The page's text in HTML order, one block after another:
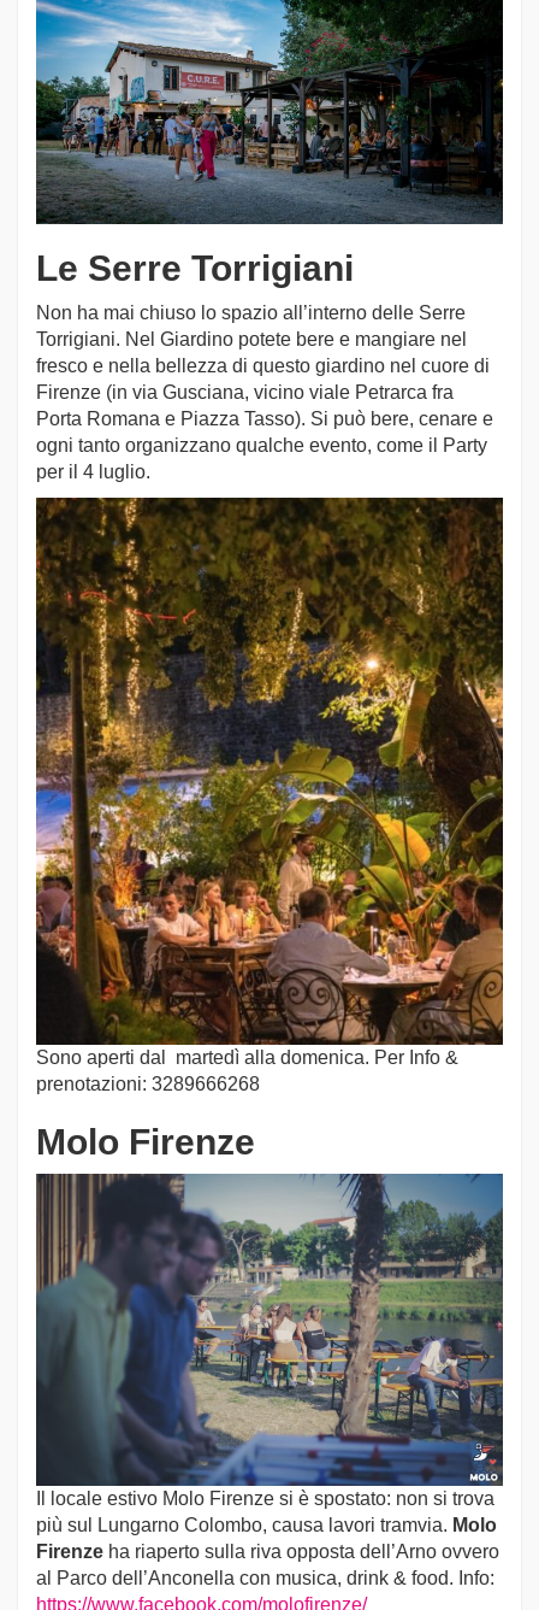
Le Serre Torrigiani
Non ha mai chiuso lo spazio all’interno delle Serre
Torrigiani. Nel Giardino potete bere e mangiare nel
fresco e nella bellezza di questo giardino nel cuore di
Firenze (in via Gusciana, vicino viale Petrarca fra
Porta Romana e Piazza Tasso). Si può bere, cenare e
ogni tanto organizzano qualche evento, come il Party
per il 4 luglio.
Sono aperti dal martedì alla domenica. Per Info &
prenotazioni: 3289666268
Molo Firenze
Il locale estivo Molo Firenze si è spostato: non si trova
più sul Lungarno Colombo, causa lavori tramvia. Molo
Firenze ha riaperto sulla riva opposta dell’Arno ovvero
al Parco dell’Anconella con musica, drink & food. Info:
https://www.facebook.com/molofirenze/